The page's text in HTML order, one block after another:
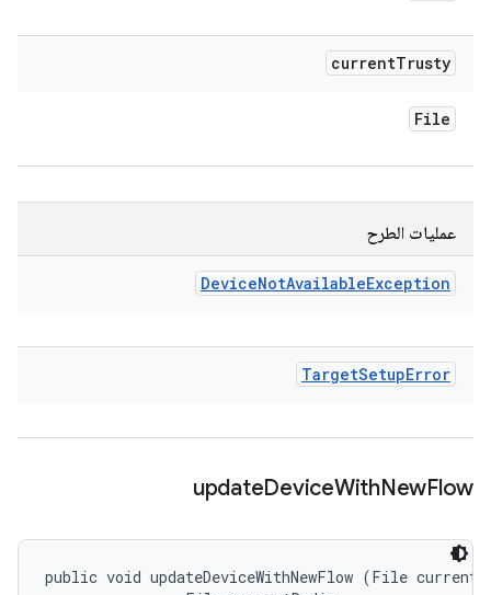
currentTrusty
File
عمليات الطرح
DeviceNotAvailableException
TargetSetupError
updateDeviceWithNewFlow
public void updateDeviceWithNewFlow (File